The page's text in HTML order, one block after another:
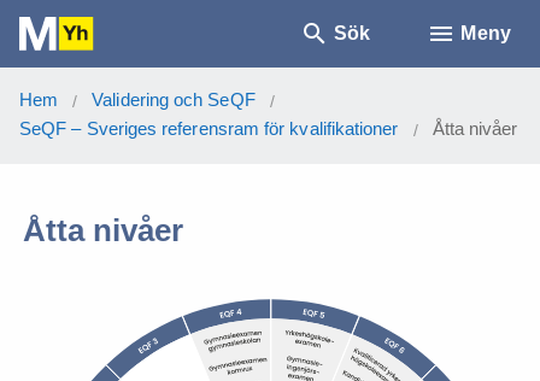
Sök Meny
Hem / Validering och SeQF /
SeQF – Sveriges referensram för kvalifikationer / Åtta nivåer
Åtta nivåer